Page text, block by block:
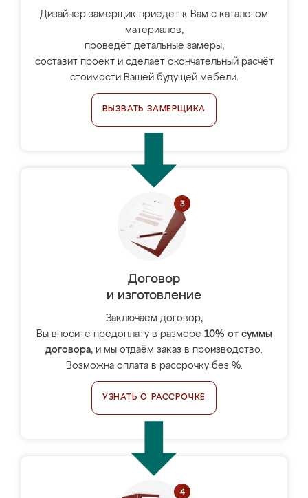
Дизайнер-замерщик приедет к Вам с каталогом
материалов,
проведёт детальные замеры,
составит проект и сделает окончательный расчёт
стоимости Вашей будущей мебели.
ВЫЗВАТЬ ЗАМЕРЩИКА
Договор
и изготовление
Заключаем договор,
Вы вносите предоплату в размере 10% от суммы
договора, и мы отдаём заказ в производство.
Возможна оплата в рассрочку без %.
УЗНАТЬ О РАССРОЧКЕ